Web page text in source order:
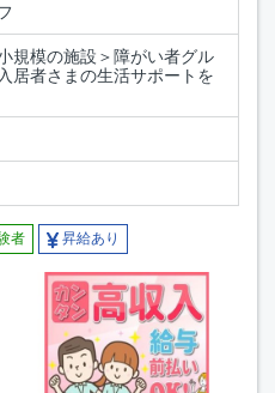
規模の施設＞障がい者グル
居者さまの生活サポートを
者 昇給あり